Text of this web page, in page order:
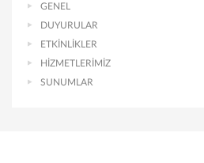
GENEL
DUYURULAR
ETKİNLİKLER
HİZMETLERİMİZ
SUNUMLAR